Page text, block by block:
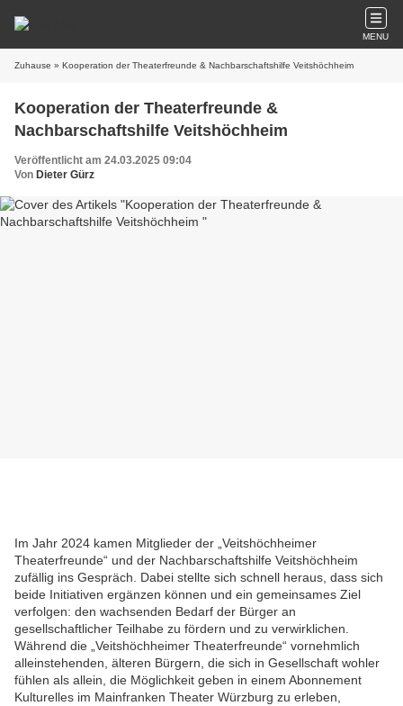
MENU
Zuhause » Kooperation der Theaterfreunde & Nachbarschaftshilfe Veitshöchheim
Kooperation der Theaterfreunde &
Nachbarschaftshilfe Veitshöchheim
Veröffentlicht am 24.03.2025 09:04
Von Dieter Gürz
Im Jahr 2024 kamen Mitglieder der „Veitshöchheimer
Theaterfreunde“ und der Nachbarschaftshilfe Veitshöchheim
zufällig ins Gespräch. Dabei stellte sich schnell heraus, dass sich
beide Initiativen ergänzen können und ein gemeinsames Ziel
verfolgen: den wachsenden Bedarf der Bürger an
gesellschaftlicher Teilhabe zu fördern und zu verwirklichen.
Während die „Veitshöchheimer Theaterfreunde“ vornehmlich
alleinstehenden, älteren Bürgern, die sich in Gesellschaft wohler
fühlen als allein, die Möglichkeit geben in einem Abonnement
Kulturelles im Mainfranken Theater Würzburg zu erleben,